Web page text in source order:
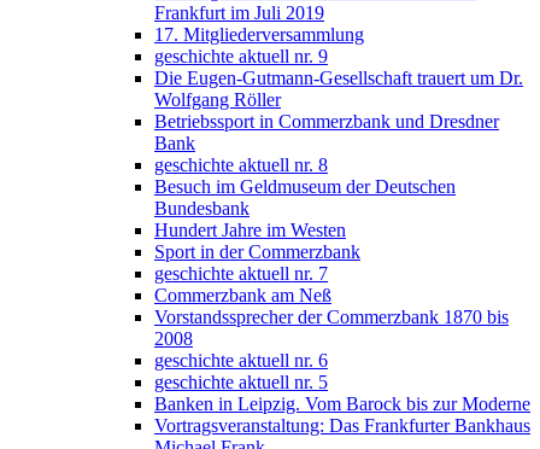
Frankfurt im Juli 2019
17. Mitgliederversammlung
geschichte aktuell nr. 9
Die Eugen-Gutmann-Gesellschaft trauert um Dr.
Wolfgang Röller
Betriebssport in Commerzbank und Dresdner
Bank
geschichte aktuell nr. 8
Besuch im Geldmuseum der Deutschen
Bundesbank
Hundert Jahre im Westen
Sport in der Commerzbank
geschichte aktuell nr. 7
Commerzbank am Neß
Vorstandssprecher der Commerzbank 1870 bis
2008
geschichte aktuell nr. 6
geschichte aktuell nr. 5
Banken in Leipzig. Vom Barock bis zur Moderne
Vortragsveranstaltung: Das Frankfurter Bankhaus